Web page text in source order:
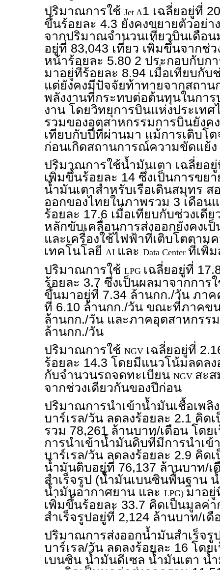
ปริมาณการใช้ Jet A1 เฉลี่ยอยู่ที่
ขึ้นร้อยละ 4.3 ยังคงขยายตัวอย่า
จากปริมาณจำนวนเที่ยวบินเดือ
อยู่ที่ 83,043 เที่ยว เพิ่มขึ้นจากช่
หน้าร้อยละ 5.80 2 ประกอบกับก
มาอยู่ที่ร้อยละ 8.94 เมื่อเทียบกับ
แต่ยังคงมีปัจจัยท้าทายจากสถา
พลังงานที่กระทบต่อต้นทุนในการ
งาน โดยวิทยุการบินแห่งประเท
รวมของอุตสาหกรรมการบินยังค
เทียบกับปีที่ผ่านมา แม้การเติบโ
ก่อนเกิดสถานการณ์ความขัดแย้ง
ปริมาณการใช้น้ำมันเตา เฉลี่ยอ
เพิ่มขึ้นร้อยละ 14 ซึ่งเป็นการขย
น้ำมันเตาสำหรับเรือเดินสมุทร
ออกของไทยในภาพรวม 3 เดือน
ร้อยละ 17.6 เมื่อเทียบกับช่วงเดี
หลักขับเคลื่อนการส่งออกยังคงเ
และเครื่องใช้ไฟฟ้าที่เติบโตตาม
เทคโนโลยี AI และ Data Center ที่เพิ่ม
ปริมาณการใช้ LPG เฉลี่ยอยู่ที่
ร้อยละ 3.7 ซึ่งเป็นผลมาจากการ
ขึ้นมาอยู่ที่ 7.34 ล้านกก./วัน ภา
ที่ 6.10 ล้านกก./วัน ขณะที่ภาคข
ล้านกก./วัน และภาคอุตสาหกรร
ล้านกก./วัน
ปริมาณการใช้ NGV เฉลี่ยอยู่ที่
ร้อยละ 14.3 โดยมีแนวโน้มลดลง
กับจำนวนรถจดทะเบียน NGV สะส
จากช่วงเดียวกันของปีก่อน
ปริมาณการนำเข้าน้ำมันเชื้อเพลิ
บาร์เรล/วัน ลดลงร้อยละ 2.1 คิด
รวม 78,261 ล้านบาท/เดือน โดย
การนำเข้าน้ำมันดิบที่มีการนำเข้
บาร์เรล/วัน ลดลงร้อยละ 2.9 คิด
น้ำมันดิบอยู่ที่ 76,137 ล้านบาท/
สำเร็จรูป (น้ำมันเบนซินพื้นฐาน
น้ำมันอากาศยาน และ LPG) มาอยู่
เพิ่มขึ้นร้อยละ 33.7 คิดเป็นมูลค่
สำเร็จรูปอยู่ที่ 2,124 ล้านบาท/เดื
ปริมาณการส่งออกน้ำมันสำเร็จรู
บาร์เรล/วัน ลดลงร้อยละ 16 โด
เบนซิน น้ำมันดีเซล น้ำมันเตา น้